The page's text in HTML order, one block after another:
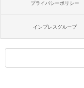
プライバシーポリシー
インプレスグループ